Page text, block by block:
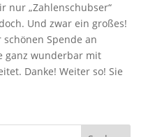
nur „Zahlenschubser“
Und zwar ein großes!
Spende an
ganz wunderbar mit
Danke! Weiter so! Sie